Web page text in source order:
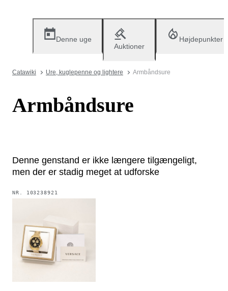
Denne uge
Auktioner
Højdepunkter
Catawiki Ure, kuglepenne og lightere Armbåndsure
Armbåndsure
Denne genstand er ikke længere tilgængeligt,
men der er stadig meget at udforske
NR. 103238921